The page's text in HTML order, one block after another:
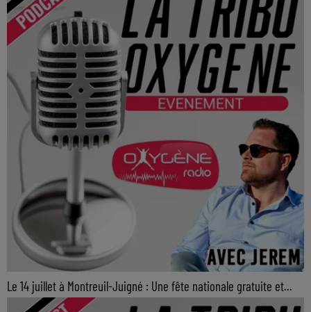
Le 14 juillet à Montreuil-Juigné : Une fête nationale gratuite et...